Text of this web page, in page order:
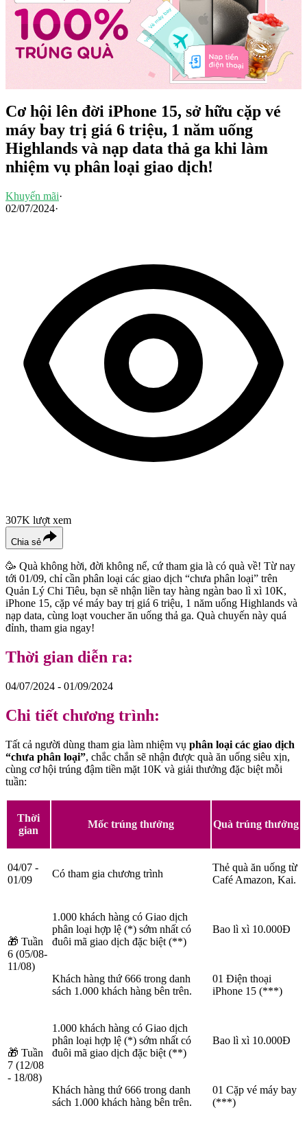
Cơ hội lên đời iPhone 15, sở hữu cặp vé
máy bay trị giá 6 triệu, 1 năm uống
Highlands và nạp data thả ga khi làm
nhiệm vụ phân loại giao dịch!
Khuyến mãi·
02/07/2024·
307K lượt xem
Chia sẻ
🥳 Quà không hời, đời không nể, cứ tham gia là có quà về! Từ nay
tới 01/09, chỉ cần phân loại các giao dịch “chưa phân loại” trên
Quản Lý Chi Tiêu, bạn sẽ nhận liền tay hàng ngàn bao lì xì 10K,
iPhone 15, cặp vé máy bay trị giá 6 triệu, 1 năm uống Highlands và
nạp data, cùng loạt voucher ăn uống thả ga. Quà chuyến này quá
đỉnh, tham gia ngay!
Thời gian diễn ra:
04/07/2024 - 01/09/2024
Chi tiết chương trình:
Tất cả người dùng tham gia làm nhiệm vụ phân loại các giao dịch
“chưa phân loại”, chắc chắn sẽ nhận được quà ăn uống siêu xịn,
cùng cơ hội trúng đậm tiền mặt 10K và giải thưởng đặc biệt mỗi
tuần:
Thời
gian
Mốc trúng thưởng Quà trúng thưởng
04/07 -
01/09
Có tham gia chương trình
Thẻ quà ăn uống từ
Café Amazon, Kai.
🎁 Tuần
6 (05/08-
11/08)
1.000 khách hàng có Giao dịch
phân loại hợp lệ (*) sớm nhất có
đuôi mã giao dịch đặc biệt (**)
Bao lì xì 10.000Đ
Khách hàng thứ 666 trong danh
sách 1.000 khách hàng bên trên.
01 Điện thoại
iPhone 15 (***)
🎁 Tuần
7 (12/08
- 18/08)
1.000 khách hàng có Giao dịch
phân loại hợp lệ (*) sớm nhất có
đuôi mã giao dịch đặc biệt (**)
Bao lì xì 10.000Đ
Khách hàng thứ 666 trong danh
sách 1.000 khách hàng bên trên.
01 Cặp vé máy bay
(***)